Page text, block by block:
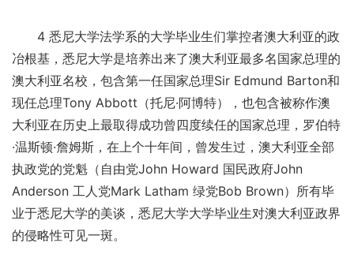
4 悉尼大学法学系的大学毕业生们掌控者澳大利亚的政
冶根基，悉尼大学是培养出来了澳大利亚最多名国家总理的
澳大利亚名校，包含第一任国家总理Sir Edmund Barton和
现任总理Tony Abbott（托尼·阿博特），也包含被称作澳
大利亚在历史上最取得成功曾四度续任的国家总理，罗伯特
·温斯顿·詹姆斯，在上个十年间，曾发生过，澳大利亚全部
执政党的党魁（自由党John Howard 国民政府John
Anderson 工人党Mark Latham 绿党Bob Brown）所有毕
业于悉尼大学的美谈，悉尼大学大学毕业生对澳大利亚政界
的侵略性可见一斑。